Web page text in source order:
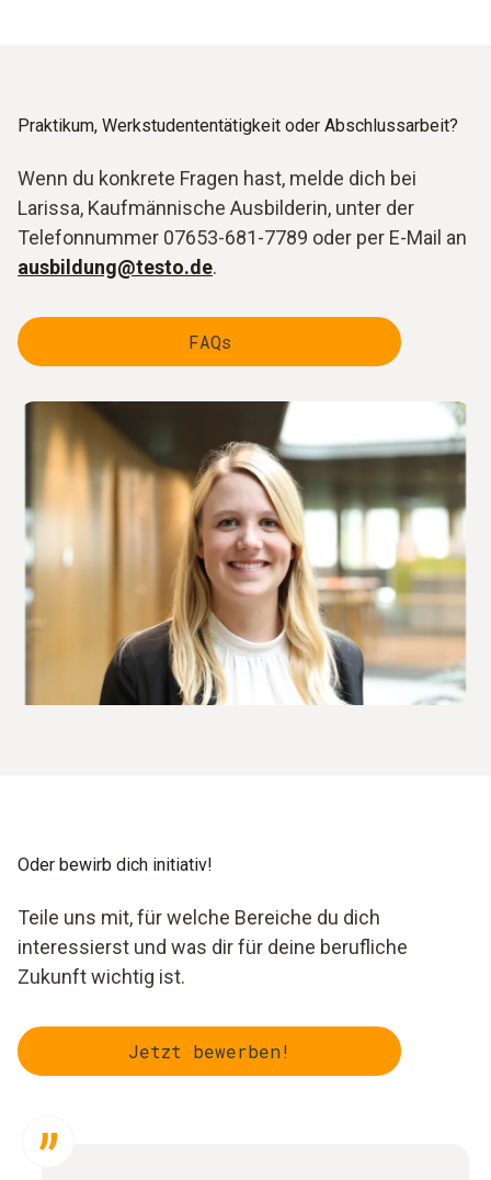
Praktikum, Werkstudententätigkeit oder Abschlussarbeit?
Wenn du konkrete Fragen hast, melde dich bei
Larissa, Kaufmännische Ausbilderin, unter der
Telefonnummer 07653-681-7789 oder per E-Mail an
ausbildung@testo.de.
FAQs
Oder bewirb dich initiativ!
Teile uns mit, für welche Bereiche du dich
interessierst und was dir für deine berufliche
Zukunft wichtig ist.
Jetzt bewerben!